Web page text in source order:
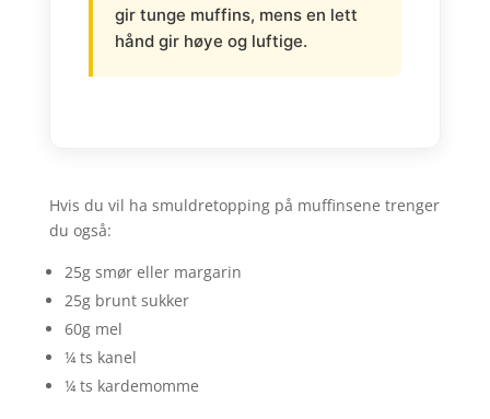
gir tunge muffins, mens en lett
hånd gir høye og luftige.
Hvis du vil ha smuldretopping på muffinsene trenger
du også:
25g smør eller margarin
25g brunt sukker
60g mel
¼ ts kanel
¼ ts kardemomme